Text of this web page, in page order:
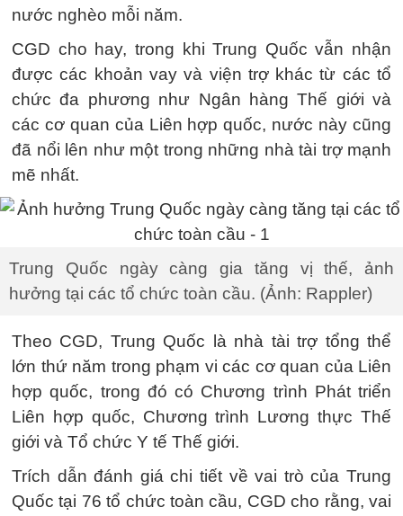
nước nghèo mỗi năm.
CGD cho hay, trong khi Trung Quốc vẫn nhận
được các khoản vay và viện trợ khác từ các tổ
chức đa phương như Ngân hàng Thế giới và
các cơ quan của Liên hợp quốc, nước này cũng
đã nổi lên như một trong những nhà tài trợ mạnh
mẽ nhất.
Trung Quốc ngày càng gia tăng vị thế, ảnh
hưởng tại các tổ chức toàn cầu. (Ảnh: Rappler)
Theo CGD, Trung Quốc là nhà tài trợ tổng thể
lớn thứ năm trong phạm vi các cơ quan của Liên
hợp quốc, trong đó có Chương trình Phát triển
Liên hợp quốc, Chương trình Lương thực Thế
giới và Tổ chức Y tế Thế giới.
Trích dẫn đánh giá chi tiết về vai trò của Trung
Quốc tại 76 tổ chức toàn cầu, CGD cho rằng, vai